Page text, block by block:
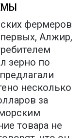
фермеров
Алжир,
зерно по
несколько
за
товара не